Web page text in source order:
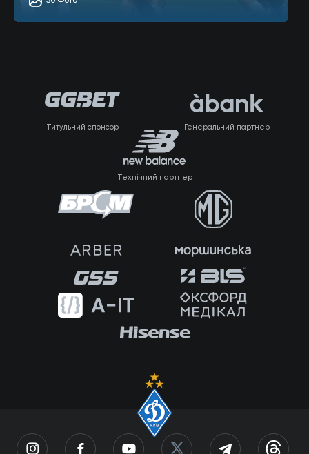
Титульний спонсор Генеральний партнер
Технічний партнер